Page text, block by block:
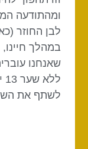
ומהתודעה
לבן החוזר
במהלך
שאנחנו
לשתף את